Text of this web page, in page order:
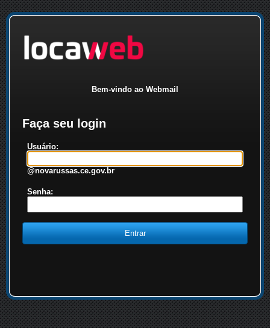
Bem-vindo ao Webmail
Faça seu login
Usuário:
@novarussas.ce.gov.br
Senha: